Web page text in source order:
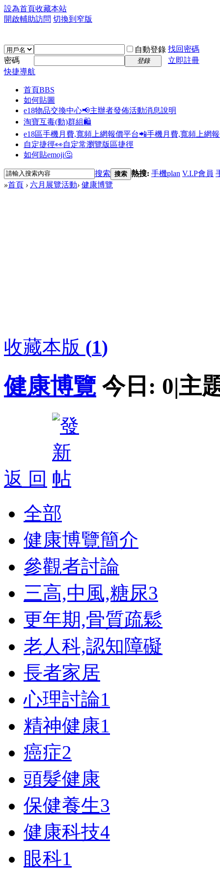
設為首頁收藏本站
開啟輔助訪問 切換到窄版
自動登錄 找回密碼
密碼
登錄
立即註冊
快捷導航
首頁BBS
如何貼圖
e18物品交換中心📢主辦者發佈活動消息說明
淘寶互毒(動)群組🛍️
e18區手機月費,寬頻上網報價平台📲手機月費,寬頻上網
自定捷徑👀自定常瀏覽版區捷徑
如何貼emoji🤔
搜索 搜索 熱搜: 手機plan V.I.P會員
»首頁 › 六月展覽活動› 健康博覽
收藏本版 (1)
健康博覽 今日: 0|主
返 回
全部
健康博覽簡介
參觀者討論
三高,中風,糖尿3
更年期,骨質疏鬆
老人科,認知障礙
長者家居
心理討論1
精神健康1
癌症2
頭髮健康
保健養生3
健康科技4
眼科1